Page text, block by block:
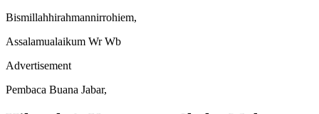
Bismillahhirahmannirrohiem,
Assalamualaikum Wr Wb
Advertisement
Pembaca Buana Jabar,